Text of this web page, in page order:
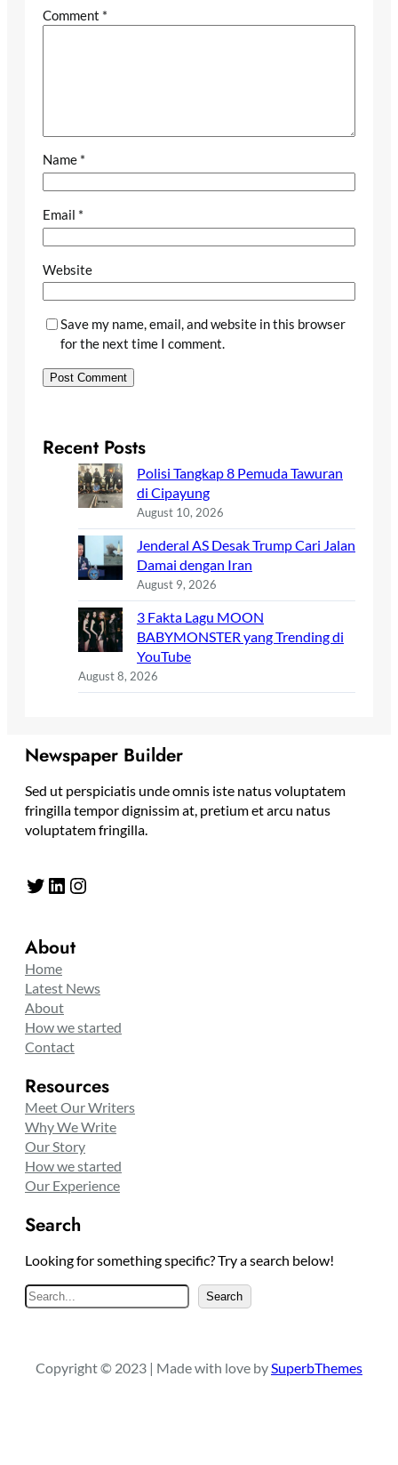
Comment *
Name *
Email *
Website
Save my name, email, and website in this browser
for the next time I comment.
Recent Posts
Polisi Tangkap 8 Pemuda Tawuran
di Cipayung
August 10, 2026
Jenderal AS Desak Trump Cari Jalan
Damai dengan Iran
August 9, 2026
3 Fakta Lagu MOON
BABYMONSTER yang Trending di
YouTube
August 8, 2026
Newspaper Builder
Sed ut perspiciatis unde omnis iste natus voluptatem
fringilla tempor dignissim at, pretium et arcu natus
voluptatem fringilla.
Twitter LinkedIn Instagram
About
Home
Latest News
About
How we started
Contact
Resources
Meet Our Writers
Why We Write
Our Story
How we started
Our Experience
Search
Looking for something specific? Try a search below!
S
e
c
Search
Copyright © 2023 | Made with love bySuperbThemes